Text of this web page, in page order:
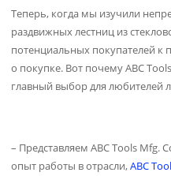
Теперь, когда мы изучили
раздвижных лестниц из
потенциальных покупателей
о покупке. Вот почему ABC
главный выбор для любителей
– Представляем ABC Tools Mfg.
опыт работы в отрасли,ABC